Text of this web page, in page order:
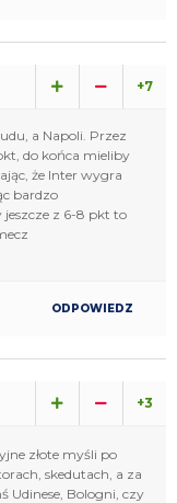
+7
a Napoli. Przez
do końca mieliby
że Inter wygra
bardzo
z 6-8 pkt to
ODPOWIEDZ
+3
złote myśli po
skedutach, a za
Udinese, Bologni, czy